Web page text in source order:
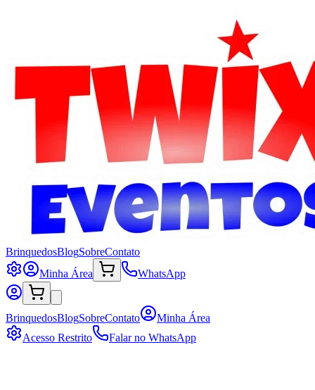
BrinquedosBlogSobreContato
Minha Área
WhatsApp
BrinquedosBlogSobreContato
Minha Área
Acesso Restrito
Falar no WhatsApp